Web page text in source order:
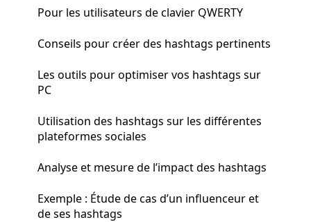
Pour les utilisateurs de clavier QWERTY
Conseils pour créer des hashtags pertinents
Les outils pour optimiser vos hashtags sur
PC
Utilisation des hashtags sur les différentes
plateformes sociales
Analyse et mesure de l’impact des hashtags
Exemple : Étude de cas d’un influenceur et
de ses hashtags